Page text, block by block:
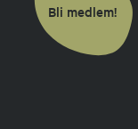
Bli medlem!